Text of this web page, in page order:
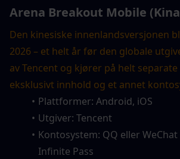
Arena Breakout Mobile (Kina
Den kinesiske innenlandsversjonen
2026 – et helt år før den globale
av Tencent og kjører på helt
eksklusivt innhold og et annet
Plattformer: Android, iOS
Utgiver: Tencent
Kontosystem: QQ eller
Infinite Pass